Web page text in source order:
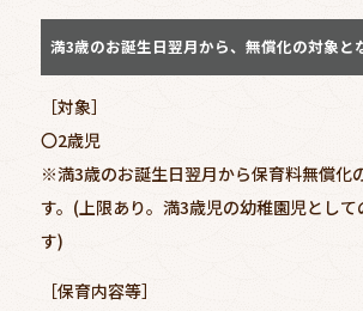
満3歳のお誕生日翌月から、無償化の対象と
［対象］
〇2歳児
※満3歳のお誕生日翌月から保育料無償化
す。(上限あり。満3歳児の幼稚園児とし
す)
［保育内容等］